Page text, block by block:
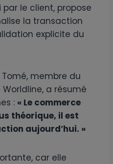
le client, propose
la transaction
explicite du
membre du
a résumé
: « Le commerce
théorique, il est
aujourd’hui. »
car elle